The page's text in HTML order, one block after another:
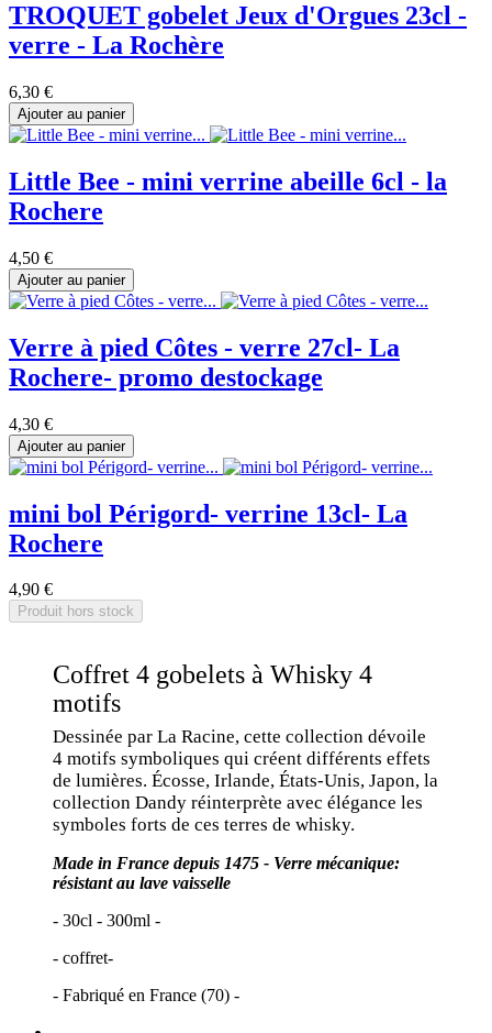
TROQUET gobelet Jeux d'Orgues 23cl -
verre - La Rochère
6,30 €
Ajouter au panier
Little Bee - mini verrine abeille 6cl - la
Rochere
4,50 €
Ajouter au panier
Verre à pied Côtes - verre 27cl- La
Rochere- promo destockage
4,30 €
Ajouter au panier
mini bol Périgord- verrine 13cl- La
Rochere
4,90 €
Produit hors stock
Coffret 4 gobelets à Whisky 4
motifs
Dessinée par La Racine, cette collection dévoile
4 motifs symboliques qui créent différents effets
de lumières. Écosse, Irlande, États-Unis, Japon, la
collection Dandy réinterprète avec élégance les
symboles forts de ces terres de whisky.
Made in France depuis 1475 - Verre mécanique:
résistant au lave vaisselle
- 30cl - 300ml -
- coffret-
- Fabriqué en France (70) -